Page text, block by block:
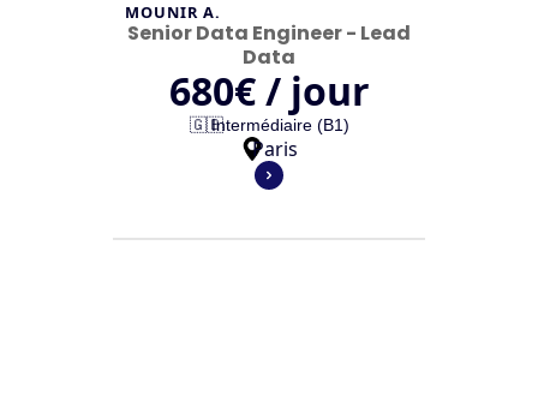
MOUNIR A.
Senior Data Engineer - Lead
Data
680€ / jour
🇬🇧Intermédiaire (B1)
Paris